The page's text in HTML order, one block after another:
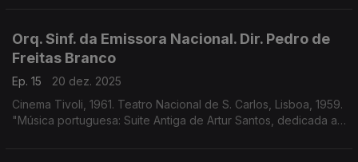
Orq. Sinf. da Emissora Nacional. Dir. Pedro de
Freitas Branco
Ep. 15
20 dez. 2025
Cinema Tivoli, 1961. Teatro Nacional de S. Carlos, Lisboa, 1959.
"Música portuguesa: Suite Antiga de Artur Santos, dedicada a